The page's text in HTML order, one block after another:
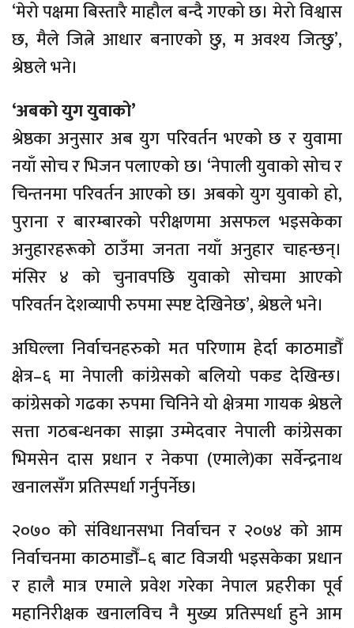
‘मेरो पक्षमा बिस्तारै माहौल बन्दै गएको छ। मेरो विश्वास
छ, मैले जित्ने आधार बनाएको छु, म अवश्य जित्छु’,
श्रेष्ठले भने।
‘अबको युग युवाको’
श्रेष्ठका अनुसार अब युग परिवर्तन भएको छ र युवामा
नयाँ सोच र भिजन पलाएको छ। ‘नेपाली युवाको सोच र
चिन्तनमा परिवर्तन आएको छ। अबको युग युवाको हो,
पुराना र बारम्बारको परीक्षणमा असफल भइसकेका
अनुहारहरूको ठाउँमा जनता नयाँ अनुहार चाहन्छन्।
मंसिर ४ को चुनावपछि युवाको सोचमा आएको
परिवर्तन देशव्यापी रुपमा स्पष्ट देखिनेछ’, श्रेष्ठले भने।
अघिल्ला निर्वाचनहरुको मत परिणाम हेर्दा काठमाडौँ
क्षेत्र–६ मा नेपाली कांग्रेसको बलियो पकड देखिन्छ।
कांग्रेसको गढका रुपमा चिनिने यो क्षेत्रमा गायक श्रेष्ठले
सत्ता गठबन्धनका साझा उम्मेदवार नेपाली कांग्रेसका
भिमसेन दास प्रधान र नेकपा (एमाले)का सर्वेन्द्रनाथ
खनालसँग प्रतिस्पर्धा गर्नुपर्नेछ।
२०७० को संविधानसभा निर्वाचन र २०७४ को आम
निर्वाचनमा काठमाडौँ–६ बाट विजयी भइसकेका प्रधान
र हालै मात्र एमाले प्रवेश गरेका नेपाल प्रहरीका पूर्व
महानिरीक्षक खनालविच नै मुख्य प्रतिस्पर्धा हुने आम